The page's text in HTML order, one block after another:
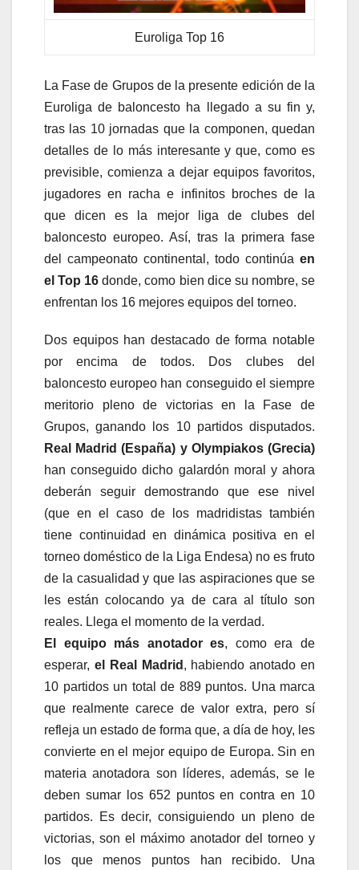
Euroliga Top 16
La Fase de Grupos de la presente edición de la
Euroliga de baloncesto ha llegado a su fin y,
tras las 10 jornadas que la componen, quedan
detalles de lo más interesante y que, como es
previsible, comienza a dejar equipos favoritos,
jugadores en racha e infinitos broches de la
que dicen es la mejor liga de clubes del
baloncesto europeo. Así, tras la primera fase
del campeonato continental, todo continúa en
el Top 16 donde, como bien dice su nombre, se
enfrentan los 16 mejores equipos del torneo.
Dos equipos han destacado de forma notable
por encima de todos. Dos clubes del
baloncesto europeo han conseguido el siempre
meritorio pleno de victorias en la Fase de
Grupos, ganando los 10 partidos disputados.
Real Madrid (España) y Olympiakos (Grecia)
han conseguido dicho galardón moral y ahora
deberán seguir demostrando que ese nivel
(que en el caso de los madridistas también
tiene continuidad en dinámica positiva en el
torneo doméstico de la Liga Endesa) no es fruto
de la casualidad y que las aspiraciones que se
les están colocando ya de cara al título son
reales. Llega el momento de la verdad.
El equipo más anotador es, como era de
esperar, el Real Madrid , habiendo anotado en
10 partidos un total de 889 puntos. Una marca
que realmente carece de valor extra, pero sí
refleja un estado de forma que, a día de hoy, les
convierte en el mejor equipo de Europa. Sin en
materia anotadora son líderes, además, se le
deben sumar los 652 puntos en contra en 10
partidos. Es decir, consiguiendo un pleno de
victorias, son el máximo anotador del torneo y
los que menos puntos han recibido. Una